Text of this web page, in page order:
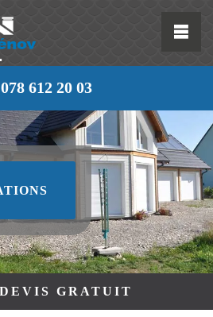
078 612 20 03
GRATUIT